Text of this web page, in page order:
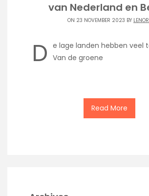
van Nederland en
ON 23 NOVEMBER 2023 BY
D e lage landen hebben veel
Van de groene
Read More